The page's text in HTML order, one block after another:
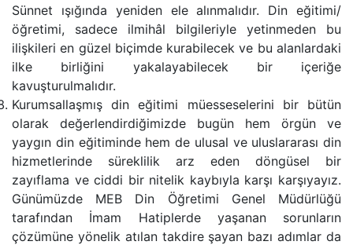
Sünnet ışığında yeniden ele alınmalıdır. Din eğitimi/
öğretimi, sadece ilmihâl bilgileriyle yetinmeden bu
ilişkileri en güzel biçimde kurabilecek ve bu alanlardaki
ilke birliğini yakalayabilecek bir içeriğe
kavuşturulmalıdır.
Kurumsallaşmış din eğitimi müesseselerini bir bütün
olarak değerlendirdiğimizde bugün hem örgün ve
yaygın din eğitiminde hem de ulusal ve uluslararası din
hizmetlerinde süreklilik arz eden döngüsel bir
zayıflama ve ciddi bir nitelik kaybıyla karşı karşıyayız.
Günümüzde MEB Din Öğretimi Genel Müdürlüğü
tarafından İmam Hatiplerde yaşanan sorunların
çözümüne yönelik atılan takdire şayan bazı adımlar da